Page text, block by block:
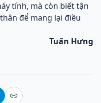
tính, mà còn biết tận
để mang lại điều
Tuấn Hưng